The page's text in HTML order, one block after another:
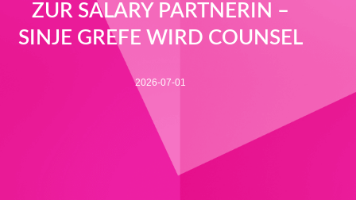
ZUR SALARY PARTNERIN –
SINJE GREFE WIRD COUNSEL
2026-07-01